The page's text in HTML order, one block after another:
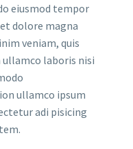
eiusmod tempor
dolore magna
veniam, quis
laboris nisi
ullamco ipsum
adi pisicing